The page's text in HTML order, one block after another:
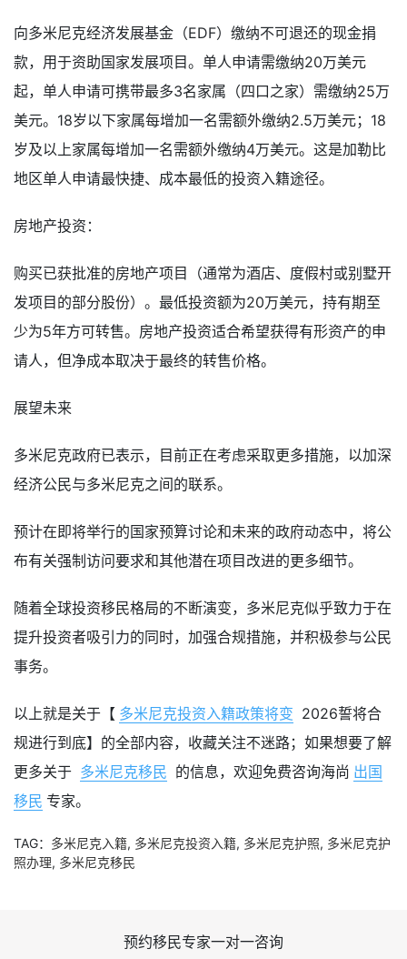
向多米尼克经济发展基金（EDF）缴纳不可退还的现金捐
款，用于资助国家发展项目。单人申请需缴纳20万美元
起，单人申请可携带最多3名家属（四口之家）需缴纳25万
美元。18岁以下家属每增加一名需额外缴纳2.5万美元；18
岁及以上家属每增加一名需额外缴纳4万美元。这是加勒比
地区单人申请最快捷、成本最低的投资入籍途径。
房地产投资：
购买已获批准的房地产项目（通常为酒店、度假村或别墅开
发项目的部分股份）。最低投资额为20万美元，持有期至
少为5年方可转售。房地产投资适合希望获得有形资产的申
请人，但净成本取决于最终的转售价格。
展望未来
多米尼克政府已表示，目前正在考虑采取更多措施，以加深
经济公民与多米尼克之间的联系。
预计在即将举行的国家预算讨论和未来的政府动态中，将公
布有关强制访问要求和其他潜在项目改进的更多细节。
随着全球投资移民格局的不断演变，多米尼克似乎致力于在
提升投资者吸引力的同时，加强合规措施，并积极参与公民
事务。
以上就是关于【 多米尼克投资入籍政策将变 2026誓将合
规进行到底】的全部内容，收藏关注不迷路；如果想要了解
更多关于 多米尼克移民 的信息，欢迎免费咨询海尚 出国
移民 专家。
TAG： 多米尼克入籍, 多米尼克投资入籍, 多米尼克护照, 多米尼克护
照办理, 多米尼克移民
预约移民专家一对一咨询